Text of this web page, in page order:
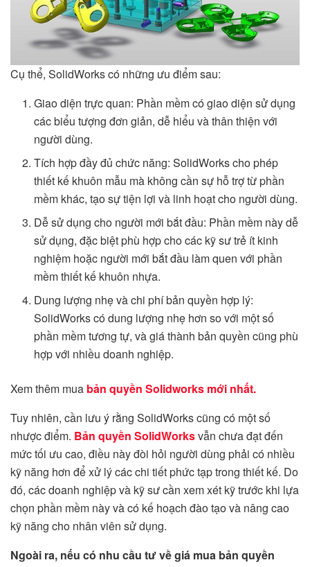
Cụ thể, SolidWorks có những ưu điểm sau:
Giao diện trực quan: Phần mềm có giao diện sử dụng
các biểu tượng đơn giản, dễ hiểu và thân thiện với
người dùng.
Tích hợp đầy đủ chức năng: SolidWorks cho phép
thiết kế khuôn mẫu mà không cần sự hỗ trợ từ phần
mềm khác, tạo sự tiện lợi và linh hoạt cho người dùng.
Dễ sử dụng cho người mới bắt đầu: Phần mềm này dễ
sử dụng, đặc biệt phù hợp cho các kỹ sư trẻ ít kinh
nghiệm hoặc người mới bắt đầu làm quen với phần
mềm thiết kế khuôn nhựa.
Dung lượng nhẹ và chi phí bản quyền hợp lý:
SolidWorks có dung lượng nhẹ hơn so với một số
phần mềm tương tự, và giá thành bản quyền cũng phù
hợp với nhiều doanh nghiệp.
Xem thêm mua bản quyền Solidworks mới nhất.
Tuy nhiên, cần lưu ý rằng SolidWorks cũng có một số
nhược điểm. Bản quyền SolidWorksvẫn chưa đạt đến
mức tối ưu cao, điều này đòi hỏi người dùng phải có nhiều
kỹ năng hơn để xử lý các chi tiết phức tạp trong thiết kế. Do
đó, các doanh nghiệp và kỹ sư cần xem xét kỹ trước khi lựa
chọn phần mềm này và có kế hoạch đào tạo và nâng cao
kỹ năng cho nhân viên sử dụng.
Ngoài ra, nếu có nhu cầu tư về giá mua bản quyền